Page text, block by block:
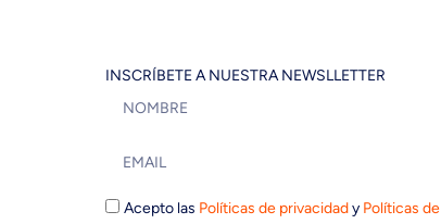
INSCRÍBETE A NUESTRA NEWSLLETTER
Acepto las Políticas de privacidady Políticas de